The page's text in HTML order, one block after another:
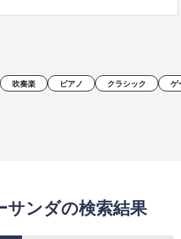
吹奏楽 ピアノ クラシック ゲ
サンダの検索結果